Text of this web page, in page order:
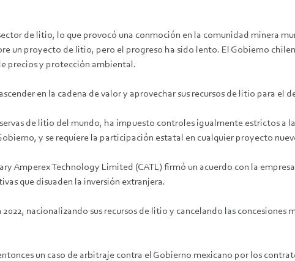
de litio, lo que provocó una conmoción en la comunidad minera
un proyecto de litio, pero el progreso ha sido lento. El Gobierno
precios y protección ambiental.
en la cadena de valor y aprovechar sus recursos de litio para el
de litio del mundo, ha impuesto controles igualmente estrictos a
y se requiere la participación estatal en cualquier proyecto
Amperex Technology Limited (CATL) firmó un acuerdo con la
que disuaden la inversión extranjera.
nacionalizando sus recursos de litio y cancelando las concesiones
un caso de arbitraje contra el Gobierno mexicano por los